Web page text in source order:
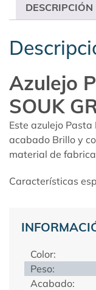
DESCRIPCIÓN
Azulejo
SOUK
Este azulejo
acabado Brillo y
material de
Características
Color:
Peso:
Acabado: